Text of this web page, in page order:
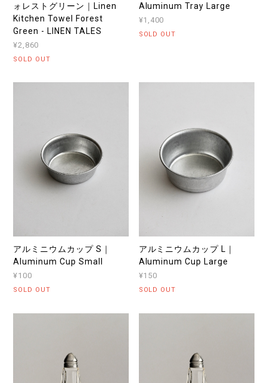
ォレストグリーン｜Linen
Kitchen Towel Forest
Green - LINEN TALES
¥2,860
SOLD OUT
Aluminum Tray Large
¥1,400
SOLD OUT
アルミニウムカップ S｜
Aluminum Cup Small
¥100
SOLD OUT
アルミニウムカップ L｜
Aluminum Cup Large
¥150
SOLD OUT